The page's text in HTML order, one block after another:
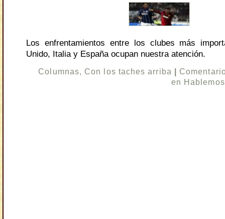
Los enfrentamientos entre los clubes más
Unido, Italia y España ocupan nuestra atención.
Columnas, Con los taches arriba
en